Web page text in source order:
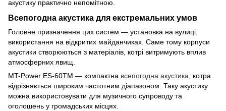
акустику практично непомітною.
Всепогодна акустика для екстремальних умов
Головне призначення цих систем — установка на вулиці,
використання на відкритих майданчиках. Саме тому корпуси
акустики створюються з матеріалів, котрі витримують вплив
атмосферних явищ.
MT-Power ES-60TM — компактна всепогодна акустика, котра
відрізняється широким частотним діапазоном. Таку акустику
можна використовувати для музичного супроводу та
оголошень у громадських місцях.